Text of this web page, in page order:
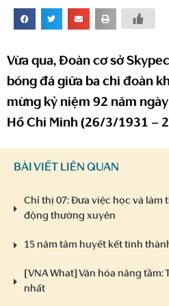
Vừa qua, Đoàn cơ sở
bóng đá giữa ba chi đoàn
mừng kỷ niệm 92 năm
Hồ Chí Minh (26/3/1931 –
BÀI VIẾT LIÊN QUAN
Chỉ thị 07: Đưa việc học và làm
động thường xuyên
15 năm tâm huyết kết tinh
[VNA What] Văn hóa nâng
nhất